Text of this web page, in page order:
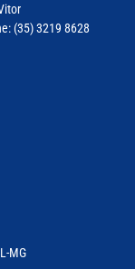
(35) 3219 8628
MG